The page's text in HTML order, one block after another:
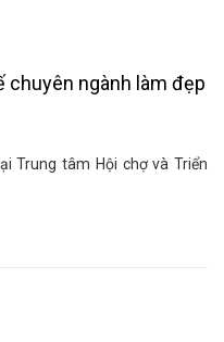
chuyên ngành làm đẹp
Trung tâm Hội chợ và Triển